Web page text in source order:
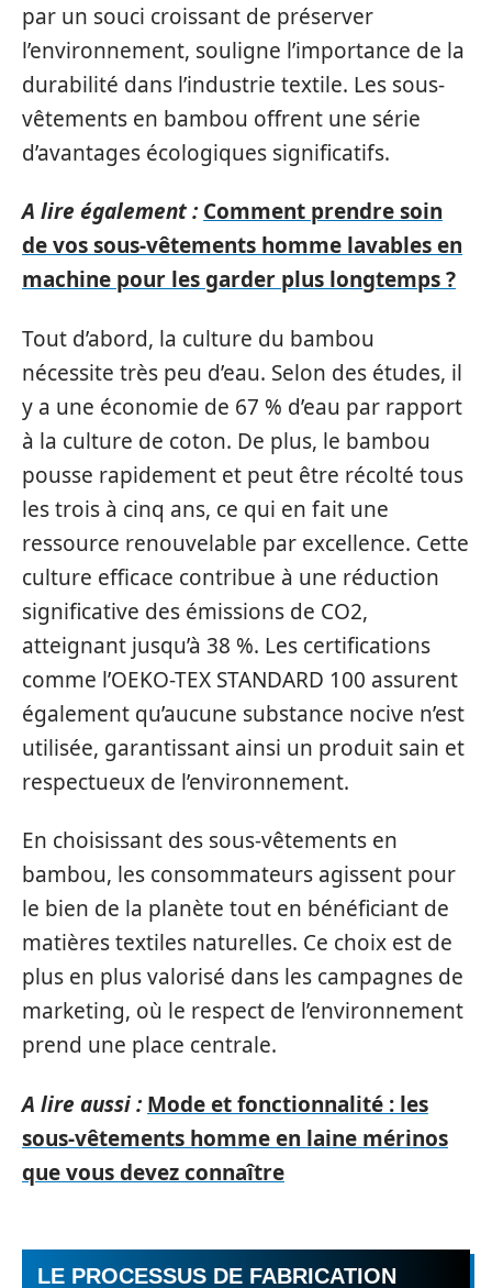
par un souci croissant de préserver
l’environnement, souligne l’importance de la
durabilité dans l’industrie textile. Les sous-
vêtements en bambou offrent une série
d’avantages écologiques significatifs.
A lire également : Comment prendre soin
de vos sous-vêtements homme lavables en
machine pour les garder plus longtemps ?
Tout d’abord, la culture du bambou
nécessite très peu d’eau. Selon des études, il
y a une économie de 67 % d’eau par rapport
à la culture de coton. De plus, le bambou
pousse rapidement et peut être récolté tous
les trois à cinq ans, ce qui en fait une
ressource renouvelable par excellence. Cette
culture efficace contribue à une réduction
significative des émissions de CO2,
atteignant jusqu’à 38 %. Les certifications
comme l’OEKO-TEX STANDARD 100 assurent
également qu’aucune substance nocive n’est
utilisée, garantissant ainsi un produit sain et
respectueux de l’environnement.
En choisissant des sous-vêtements en
bambou, les consommateurs agissent pour
le bien de la planète tout en bénéficiant de
matières textiles naturelles. Ce choix est de
plus en plus valorisé dans les campagnes de
marketing, où le respect de l’environnement
prend une place centrale.
A lire aussi : Mode et fonctionnalité : les
sous-vêtements homme en laine mérinos
que vous devez connaître
LE PROCESSUS DE FABRICATION